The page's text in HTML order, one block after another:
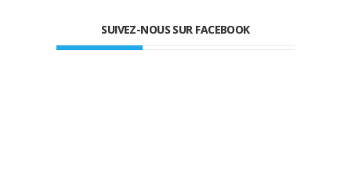
SUIVEZ-NOUS SUR FACEBOOK